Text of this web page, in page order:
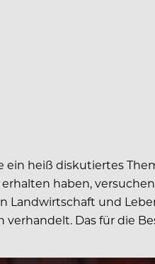
ein heiß diskutiertes
haben,
Landwirtschaft und
verhandelt. Das für die